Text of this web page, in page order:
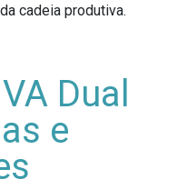
cadeia produtiva.
Dual
e